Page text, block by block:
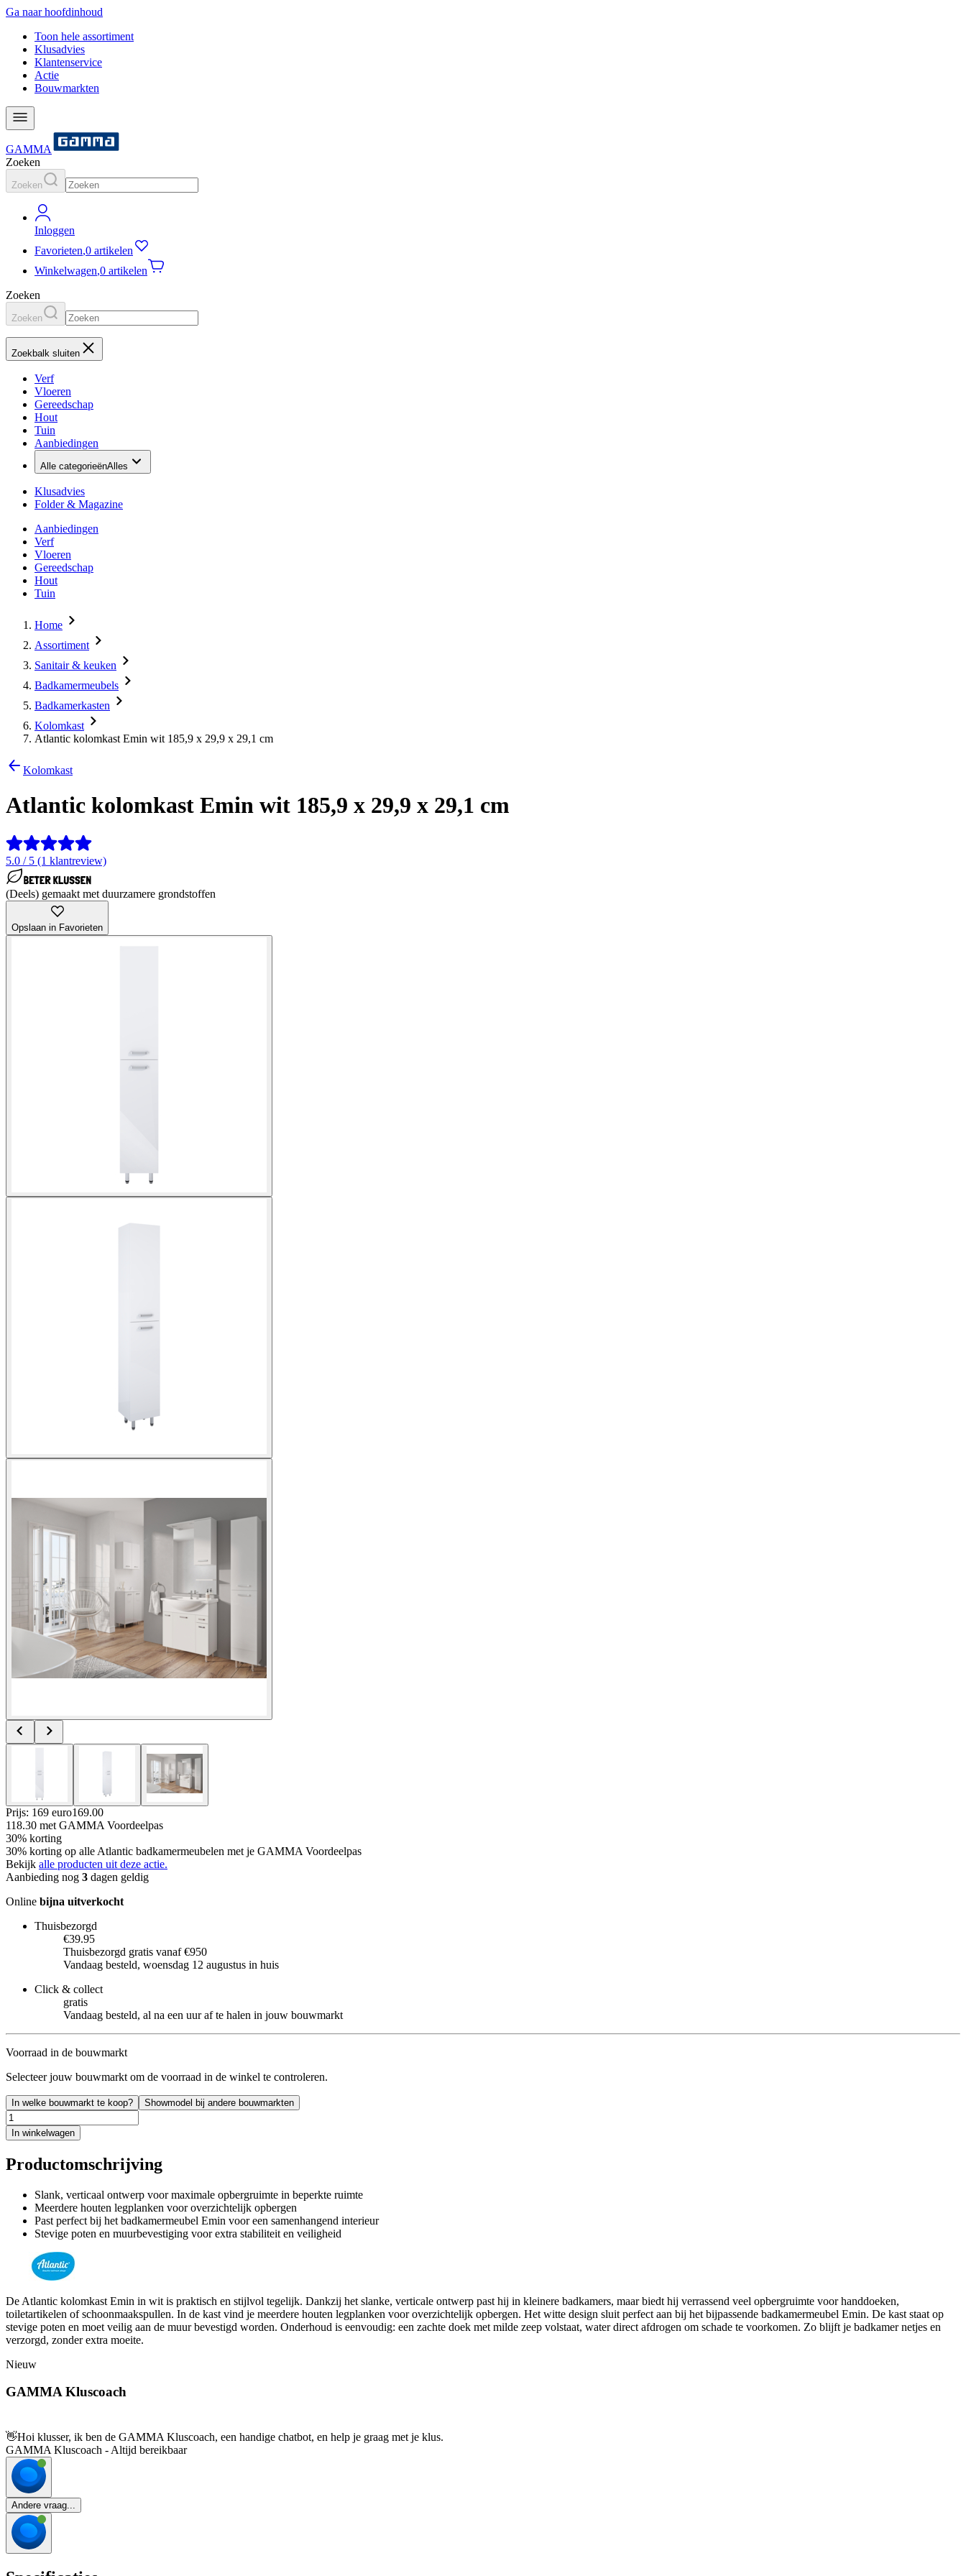
Ga naar hoofdinhoud
Toon hele assortiment
Klusadvies
Klantenservice
Actie
Bouwmarkten
GAMMA
Zoeken
Zoeken
Inloggen
Favorieten,0 artikelen
Winkelwagen,0 artikelen
Zoeken
Zoeken
Zoekbalk sluiten
Verf
Vloeren
Gereedschap
Hout
Tuin
Aanbiedingen
Alle categorieënAlles
Klusadvies
Folder & Magazine
Aanbiedingen
Verf
Vloeren
Gereedschap
Hout
Tuin
Home
Assortiment
Sanitair & keuken
Badkamermeubels
Badkamerkasten
Kolomkast
Atlantic kolomkast Emin wit 185,9 x 29,9 x 29,1 cm
Kolomkast
Atlantic kolomkast Emin wit 185,9 x 29,9 x 29,1 cm
5.0 / 5 (1 klantreview)
(Deels) gemaakt met duurzamere grondstoffen
Opslaan in Favorieten
Prijs: 169 euro169.00
118.30 met GAMMA Voordeelpas
30% korting
30% korting op alle Atlantic badkamermeubelen met je GAMMA Voordeelpas
Bekijk alle producten uit deze actie.
Aanbieding nog 3 dagen geldig
Online bijna uitverkocht
Thuisbezorgd
€39.95
Thuisbezorgd gratis vanaf €950
Vandaag besteld, woensdag 12 augustus in huis
Click & collect
gratis
Vandaag besteld, al na een uur af te halen in jouw bouwmarkt
Voorraad in de bouwmarkt
Selecteer jouw bouwmarkt om de voorraad in de winkel te controleren.
In welke bouwmarkt te koop? Showmodel bij andere bouwmarkten
In winkelwagen
Productomschrijving
Slank, verticaal ontwerp voor maximale opbergruimte in beperkte ruimte
Meerdere houten legplanken voor overzichtelijk opbergen
Past perfect bij het badkamermeubel Emin voor een samenhangend interieur
Stevige poten en muurbevestiging voor extra stabiliteit en veiligheid
De Atlantic kolomkast Emin in wit is praktisch en stijlvol tegelijk. Dankzij het slanke, verticale ontwerp past hij in kleinere badkamers, maar biedt hij verrassend veel opbergruimte voor handdoeken,
toiletartikelen of schoonmaakspullen. In de kast vind je meerdere houten legplanken voor overzichtelijk opbergen. Het witte design sluit perfect aan bij het bijpassende badkamermeubel Emin. De kast staat op
stevige poten en moet veilig aan de muur bevestigd worden. Onderhoud is eenvoudig: een zachte doek met milde zeep volstaat, water direct afdrogen om schade te voorkomen. Zo blijft je badkamer netjes en
verzorgd, zonder extra moeite.
Nieuw
GAMMA Kluscoach
👋Hoi klusser, ik ben de GAMMA Kluscoach, een handige chatbot, en help je graag met je klus.
GAMMA Kluscoach - Altijd bereikbaar
Andere vraag...